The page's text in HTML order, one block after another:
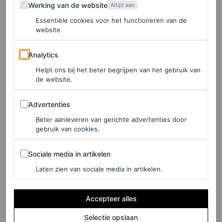
Janssen voor een jurk van Ronald van der Kemp.
Voorafgaand aan de première sprak Vogue met haar over
de keuze van de jurken. “Er waren verschillende
ontwerpen waar ik uit mocht kiezen, van oudere
modellen tot een jurk uit de laatste herfst/winter 2025-
couturecollectie die in Parijs werd getoond. Het was een
moeilijke keuze om te maken. Misschien moet ik me
gewoon ieder uur verkleden om ze allemaal te kunnen
dragen.” Uiteindelijk koos Janssen voor een felrode jurk
uit de herfst/winter 2022-couturecollectie. “Ik vind de
jurk fantastisch. Door de bovenkant voelt het bijna
kubistisch aan.”
Zelf ontwerpen
Werking van de website Altijd aan
Essentiële cookies voor het functioneren van de
website.
Analytics
Analytics
Helpt ons bij het beter begrijpen van het gebruik van
de website.
Advertenties
Advertenties
Beter aanleveren van gerichte advertenties door
gebruik van cookies.
Sociale media in artikelen
Sociale media in artikelen
Laten zien van sociale media in artikelen.
Accepteer alles
Selectie opslaan